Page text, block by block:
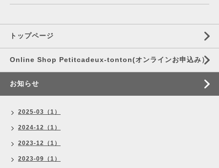
トップページ
Online Shop Petitcadeux-tonton(オンラインお申込み）
お知らせ
2025-03（1）
2024-12（1）
2023-12（1）
2023-09（1）